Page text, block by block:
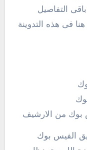
التفاصيل
فى هذه التدوينة
بوك من الارشيف
الفيس بوك